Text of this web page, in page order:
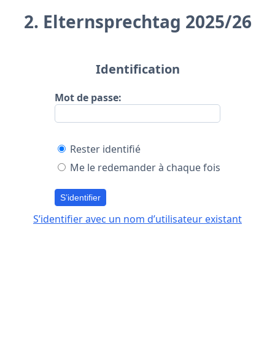
2. Elternsprechtag 2025/26
Identification
Mot de passe:
Rester identifié
Me le redemander à chaque fois
S’identifier
S’identifier avec un nom d’utilisateur existant